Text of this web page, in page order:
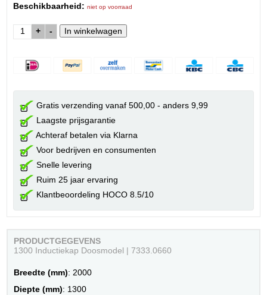
Beschikbaarheid: niet op voorraad
+ -
Gratis verzending vanaf 500,00 - anders 9,99
Laagste prijsgarantie
Achteraf betalen via Klarna
Voor bedrijven en consumenten
Snelle levering
Ruim 25 jaar ervaring
Klantbeoordeling HOCO 8.5/10
PRODUCTGEGEVENS
1300 Inductiekap Doosmodel | 7333.0660
Breedte (mm): 2000
Diepte (mm): 1300